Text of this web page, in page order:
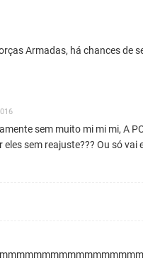
Armadas, há chances de
sem muito mi mi mi, A
sem reajuste??? Ou só